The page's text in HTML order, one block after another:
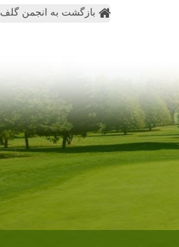
بازگشت به انجمن گلف